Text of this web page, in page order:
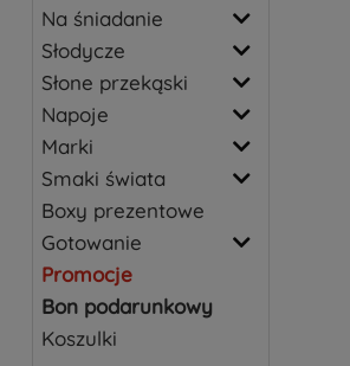
Na śniadanie
Słodycze
Słone przekąski
Napoje
Marki
Smaki świata
Boxy prezentowe
Gotowanie
Promocje
Bon podarunkowy
Koszulki